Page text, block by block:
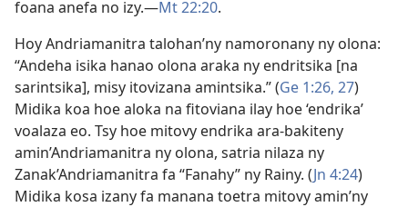
foana anefa no izy.​—Mt 22:20.
Hoy Andriamanitra talohan’ny namoronany ny olona:
“Andeha isika hanao olona araka ny endritsika [na
sarintsika], misy itovizana amintsika.” (Ge 1:26, 27)
Midika koa hoe aloka na fitoviana ilay hoe ‘endrika’
voalaza eo. Tsy hoe mitovy endrika ara-bakiteny
amin’Andriamanitra ny olona, satria nilaza ny
Zanak’Andriamanitra fa “Fanahy” ny Rainy. (Jn 4:24)
Midika kosa izany fa manana toetra mitovy amin’ny